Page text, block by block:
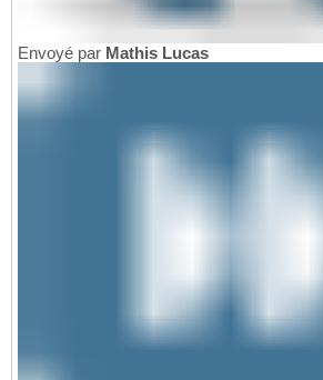
Envoyé par Mathis Lucas